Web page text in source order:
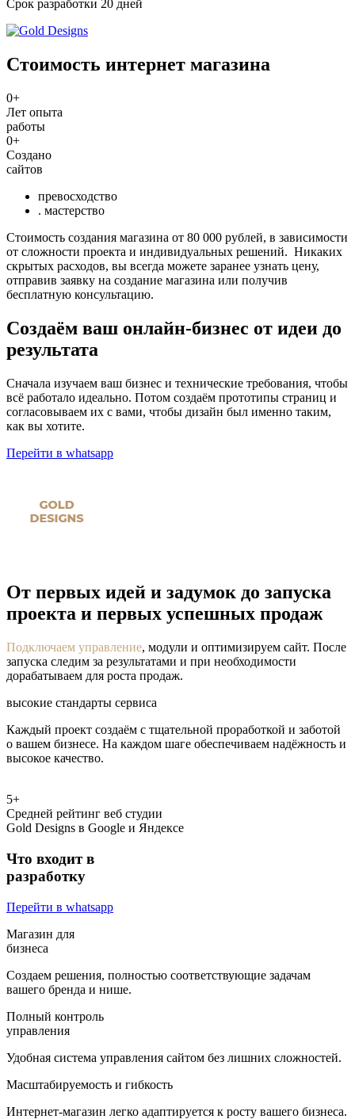
Срок разработки 20 дней
Стоимость интернет магазина
0+
Лет опыта
работы
0+
Создано
сайтов
превосходство
. мастерство
Стоимость создания магазина от 80 000 рублей, в зависимости
от сложности проекта и индивидуальных решений. Никаких
скрытых расходов, вы всегда можете заранее узнать цену,
отправив заявку на создание магазина или получив
бесплатную консультацию.
Создаём ваш онлайн-бизнес от идеи до
результата
Сначала изучаем ваш бизнес и технические требования, чтобы
всё работало идеально. Потом создаём прототипы страниц и
согласовываем их с вами, чтобы дизайн был именно таким,
как вы хотите.
Перейти в whatsapp
От первых идей и задумок до запуска
проекта и первых успешных продаж
Подключаем управление, модули и оптимизируем сайт. После
запуска следим за результатами и при необходимости
дорабатываем для роста продаж.
высокие стандарты сервиса
Каждый проект создаём с тщательной проработкой и заботой
о вашем бизнесе. На каждом шаге обеспечиваем надёжность и
высокое качество.
5+
Средней рейтинг веб студии
Gold Designs в Google и Яндексе
Что входит в
разработку
Перейти в whatsapp
Магазин для
бизнеса
Создаем решения, полностью соответствующие задачам
вашего бренда и нише.
Полный контроль
управления
Удобная система управления сайтом без лишних сложностей.
Масштабируемость и гибкость
Интернет-магазин легко адаптируется к росту вашего бизнеса.